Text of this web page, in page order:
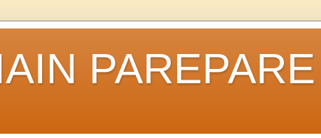
PAREPARE